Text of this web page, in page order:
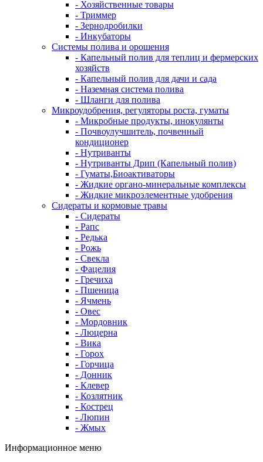
- Хозяйственные товары
- Триммер
- Зернодробилки
- Инкубаторы
Системы полива и орошения
- Капельный полив для теплиц и фермерских
хозяйств
- Капельный полив для дачи и сада
- Наземная система полива
- Шланги для полива
Микроудобрения, регуляторы роста, гуматы
- Микробные продукты, инокулянты
- Почвоулучшитель, почвенный
кондиционер
- Нутриванты
- Нутриванты Дрип (Капельный полив)
- Гуматы,Биоактиваторы
- Жидкие органо-минеральные комплексы
- Жидкие микроэлементные удобрения
Сидераты и кормовые травы
- Сидераты
- Рапс
- Редька
- Рожь
- Свекла
- Фацелия
- Гречиха
- Пшеница
- Ячмень
- Овес
- Мордовник
- Люцерна
- Вика
- Горох
- Горчица
- Донник
- Клевер
- Козлятник
- Кострец
- Люпин
- Жмых
Информационное меню